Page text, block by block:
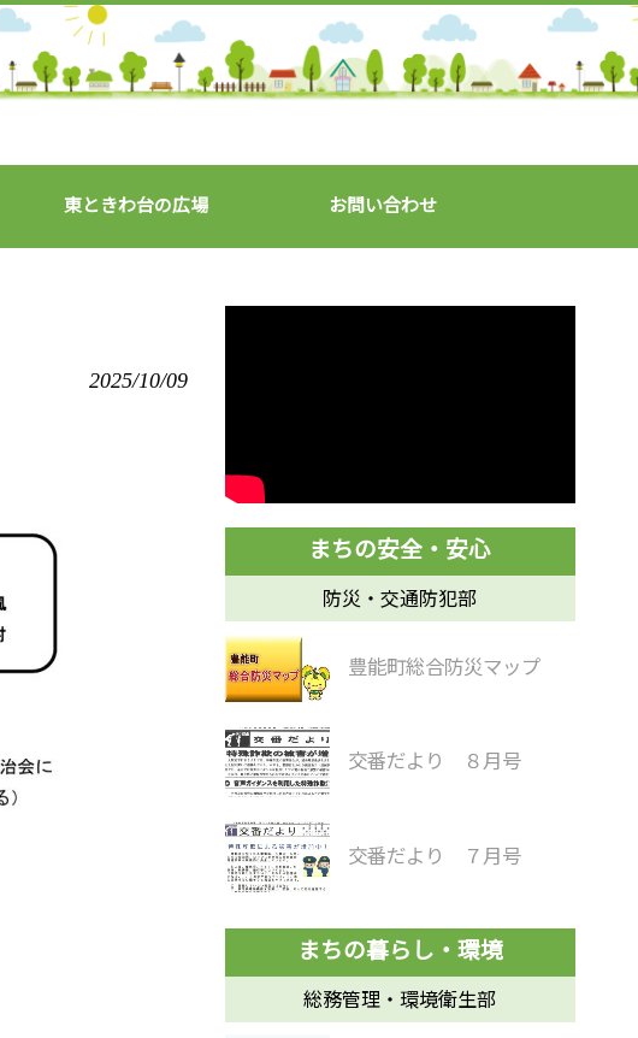
東ときわ台の広場 お問い合わせ
2025/10/09
防災・交通防犯部
豊能町総合防災マップ
交番だより ８月号
交番だより ７月号
総務管理・環境衛生部